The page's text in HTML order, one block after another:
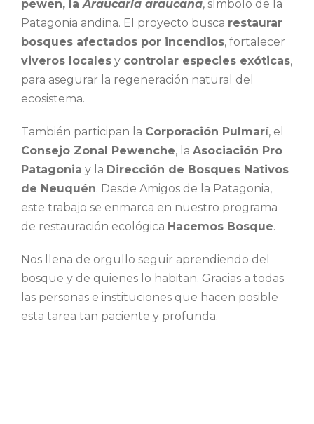
pewen, laAraucaria araucana, símbolo de la
Patagonia andina. El proyecto busca restaurar
bosques afectados por incendios, fortalecer
viveros locales y controlar especies exóticas,
para asegurar la regeneración natural del
ecosistema.
También participan la Corporación Pulmarí, el
Consejo Zonal Pewenche, la Asociación Pro
Patagonia y la Dirección de Bosques Nativos
de Neuquén. Desde Amigos de la Patagonia,
este trabajo se enmarca en nuestro programa
de restauración ecológica Hacemos Bosque.
Nos llena de orgullo seguir aprendiendo del
bosque y de quienes lo habitan. Gracias a todas
las personas e instituciones que hacen posible
esta tarea tan paciente y profunda.